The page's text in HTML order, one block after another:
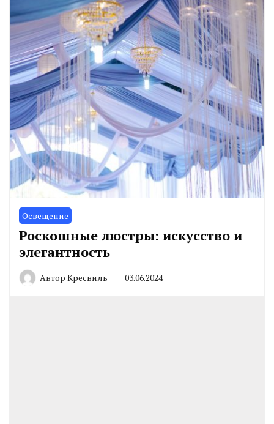
Освещение
Роскошные люстры: искусство и
элегантность
Автор Кресвиль 03.06.2024